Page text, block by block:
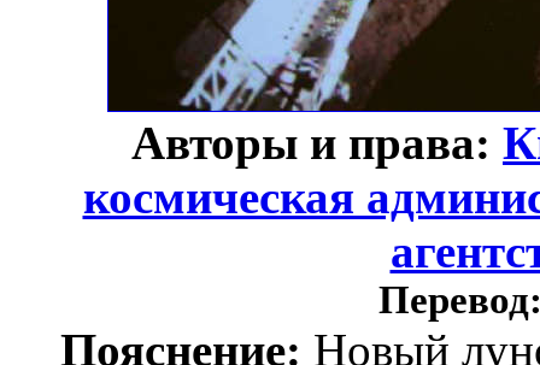
Авторы и права:
космическая
Пояснение: Новый